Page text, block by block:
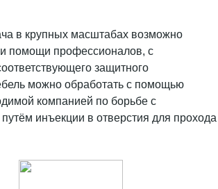
в крупных масштабах возможно
помощи профессионалов, с
защитного
можно обработать с помощью
компанией по борьбе с
инъекции в отверстия для прохода